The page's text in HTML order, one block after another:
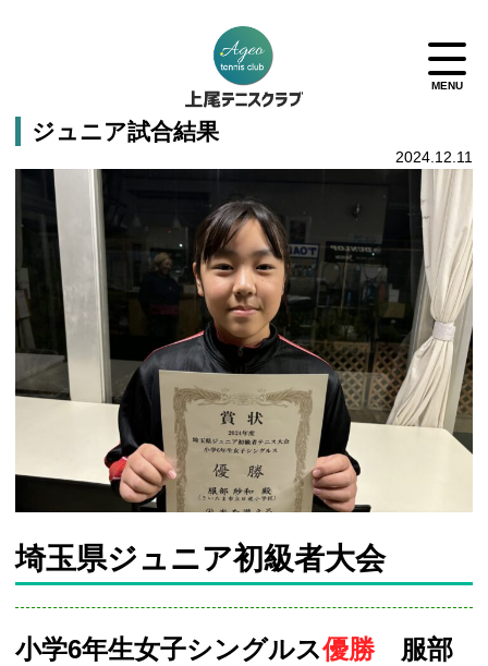
ジュニア試合結果
2024.12.11
埼玉県ジュニア初級者大会
小学6年生女子シングルス優勝服部